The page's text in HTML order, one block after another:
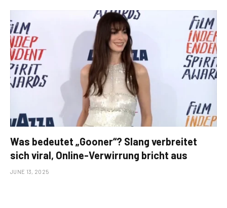
Was bedeutet „Gooner“? Slang verbreitet
sich viral, Online-Verwirrung bricht aus
JUNE 13, 2025